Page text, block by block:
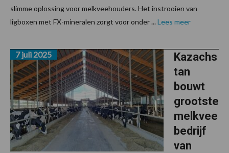
slimme oplossing voor melkveehouders. Het instrooien van
ligboxen met FX-mineralen zorgt voor onder ... Lees meer
Kazachs
tan
bouwt
grootste
melkvee
bedrijf
van
7 juli 2025